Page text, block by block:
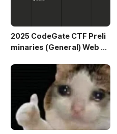
2025 CodeGate CTF Preli
minaries (General) Web Al